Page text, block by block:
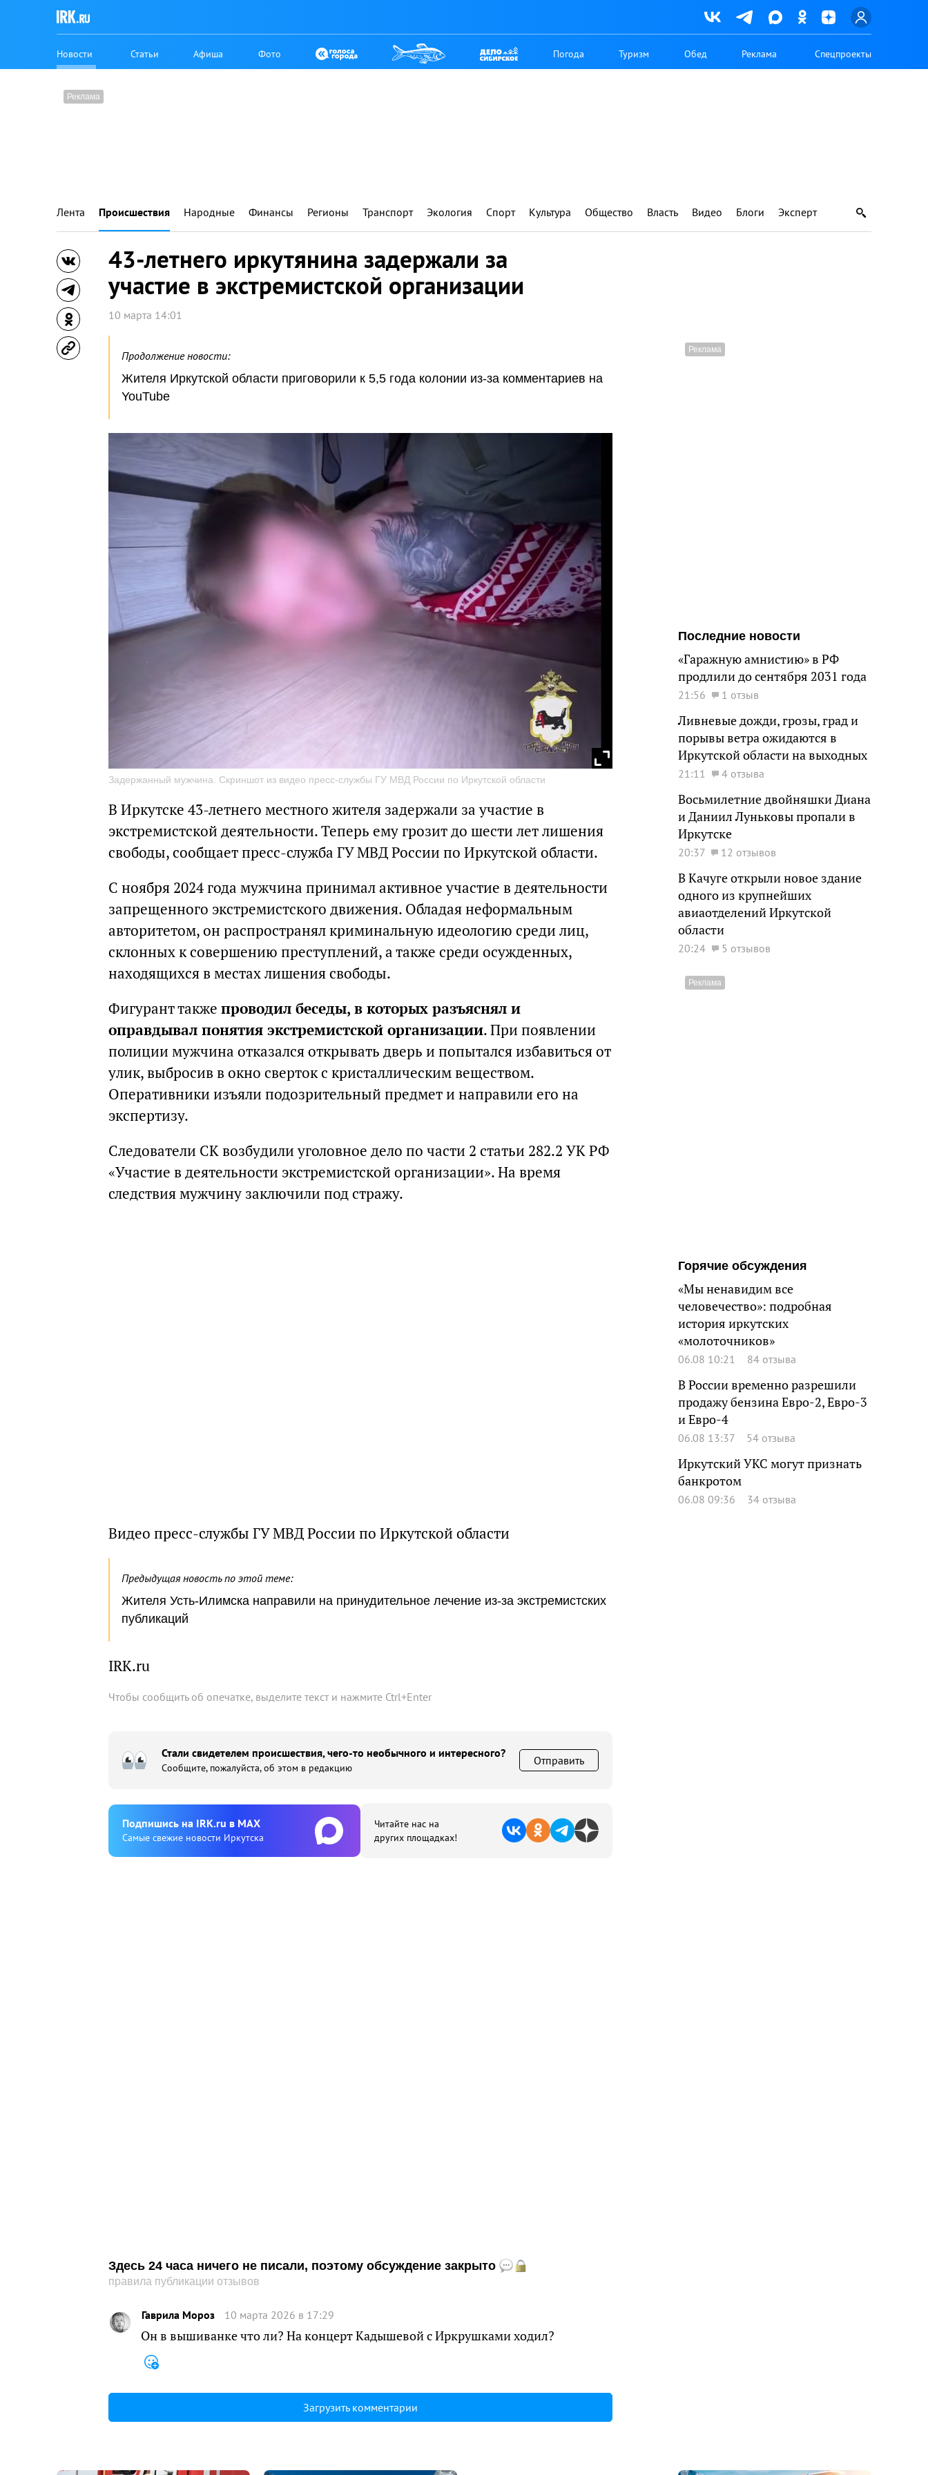
Новости Статьи Афиша Фото Погода Туризм Обед Реклама Спецпроекты
Лента Происшествия Народные Финансы Регионы Транспорт Экология Спорт Культура Общество Власть Видео Блоги Эксперт
43-летнего иркутянина задержали за
участие в экстремистской организации
10 марта 14:01
Продолжение новости:
Жителя Иркутской области приговорили к 5,5 года колонии из-за комментариев на
YouTube
Задержанный мужчина. Скриншот из видео пресс-службы ГУ МВД России по Иркутской области
В Иркутске 43-летнего местного жителя задержали за участие в
экстремистской деятельности. Теперь ему грозит до шести лет лишения
свободы, сообщает пресс-служба ГУ МВД России по Иркутской области.
С ноября 2024 года мужчина принимал активное участие в деятельности
запрещенного экстремистского движения. Обладая неформальным
авторитетом, он распространял криминальную идеологию среди лиц,
склонных к совершению преступлений, а также среди осужденных,
находящихся в местах лишения свободы.
Фигурант также проводил беседы, в которых разъяснял и
оправдывал понятия экстремистской организации. При появлении
полиции мужчина отказался открывать дверь и попытался избавиться от
улик, выбросив в окно сверток с кристаллическим веществом.
Оперативники изъяли подозрительный предмет и направили его на
экспертизу.
Следователи СК возбудили уголовное дело по части 2 статьи 282.2 УК РФ
«Участие в деятельности экстремистской организации». На время
следствия мужчину заключили под стражу.
Видео пресс-службы ГУ МВД России по Иркутской области
Предыдущая новость по этой теме:
Жителя Усть-Илимска направили на принудительное лечение из-за экстремистских
публикаций
IRK.ru
Чтобы сообщить об опечатке, выделите текст и нажмите Ctrl+Enter
Стали свидетелем происшествия, чего-то необычного и интересного?
Сообщите, пожалуйста, об этом в редакцию
Отправить
Подпишиcь на IRK.ru в MAX
Cамые свежие новости Иркутска
Читайте нас на
других площадках!
Здесь 24 часа ничего не писали, поэтому обсуждение закрыто
правила публикации отзывов
Гаврила Мороз 10 марта 2026 в 17:29
Он в вышиванке что ли? На концерт Кадышевой с Иркрушками ходил?
Загрузить комментарии
Последние новости
«Гаражную амнистию» в РФ
продлили до сентября 2031 года
21:56 1 отзыв
Ливневые дожди, грозы, град и
порывы ветра ожидаются в
Иркутской области на выходных
21:11 4 отзыва
Восьмилетние двойняшки Диана
и Даниил Луньковы пропали в
Иркутске
20:37 12 отзывов
В Качуге открыли новое здание
одного из крупнейших
авиаотделений Иркутской
области
20:24 5 отзывов
Горячие обсуждения
«Мы ненавидим все
человечество»: подробная
история иркутских
«молоточников»
06.08 10:21 84 отзыва
В России временно разрешили
продажу бензина Евро-2, Евро-3
и Евро-4
06.08 13:37 54 отзыва
Иркутский УКС могут признать
банкротом
06.08 09:36 34 отзыва